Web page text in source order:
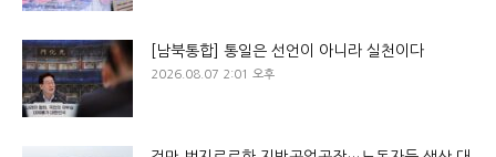
[남북통합] 통일은 선언이 아니라 실천이다
2026.08.07 2:01 오후